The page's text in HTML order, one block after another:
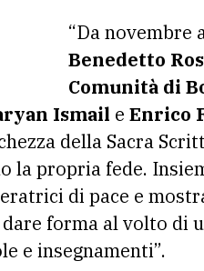
“Da
Benedetto
Comunità di
Ismail e Enrico
della Sacra
la propria fede.
di pace e
forma al volto di
e insegnamenti”.